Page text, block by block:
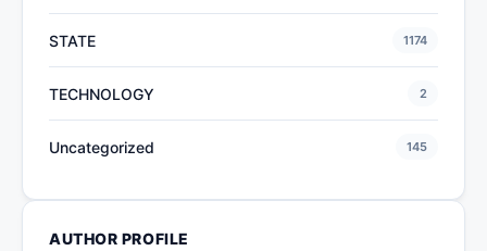
STATE 1174
TECHNOLOGY 2
Uncategorized 145
AUTHOR PROFILE